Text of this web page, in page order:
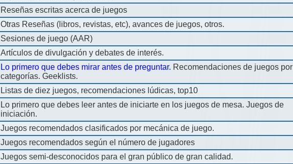
Reseñas escritas acerca de juegos
Otras Reseñas (libros, revistas, etc), avances de juegos, otros.
Sesiones de juego (AAR)
Artículos de divulgación y debates de interés.
Lo primero que debes mirar antes de preguntar. Recomendaciones de juegos por
categorías. Geeklists.
Listas de diez juegos, recomendaciones lúdicas, top10
Lo primero que debes leer antes de iniciarte en los juegos de mesa. Juegos de
iniciación.
Juegos recomendados clasificados por mecánica de juego.
Juegos recomendados según el número de jugadores
Juegos semi-desconocidos para el gran público de gran calidad.